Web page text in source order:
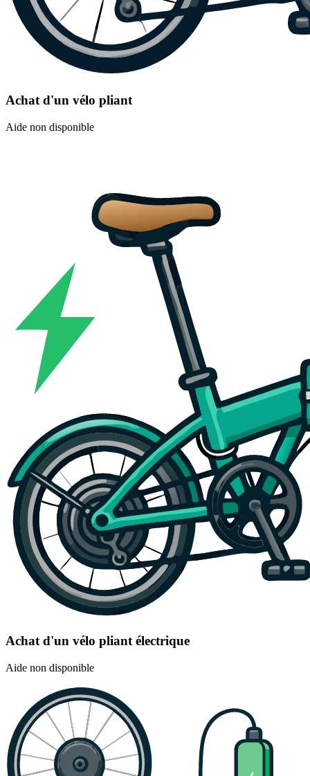
Achat d'un vélo pliant
Aide non disponible
Achat d'un vélo pliant électrique
Aide non disponible